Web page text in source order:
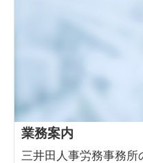
業務案内
三井田人事労務事務所